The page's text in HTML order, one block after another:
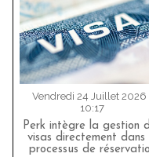
Vendredi 24 Juillet 2026
10:17
Perk intègre la gestion
visas directement dans
processus de